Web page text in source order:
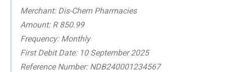
Merchant: Dis-Chem Pharmacies
Amount: R 850.99
Frequency: Monthly
First Debit Date: 10 September 2025
Reference Number: NDB240001234567